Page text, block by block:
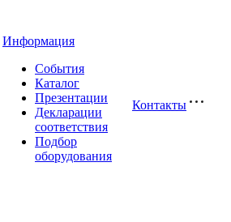
Информация
События
Каталог
Презентации
Декларации
соответствия
Подбор
оборудования
Контакты